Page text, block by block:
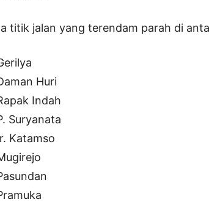
titik jalan yang terendam parah di
Huri
Indah
Suryanata
Katamso